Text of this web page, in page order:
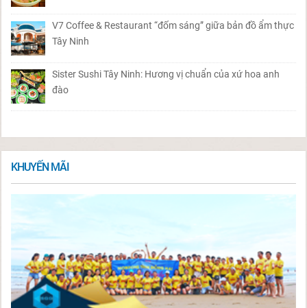
V7 Coffee & Restaurant “đốm sáng” giữa bản đồ ẩm thực
Tây Ninh
Sister Sushi Tây Ninh: Hương vị chuẩn của xứ hoa anh
đào
KHUYẾN MÃI